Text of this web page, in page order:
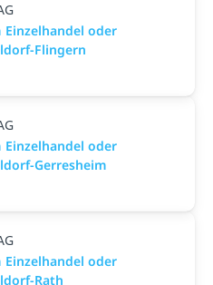
oder
Flingern
oder
Gerresheim
oder
Rath